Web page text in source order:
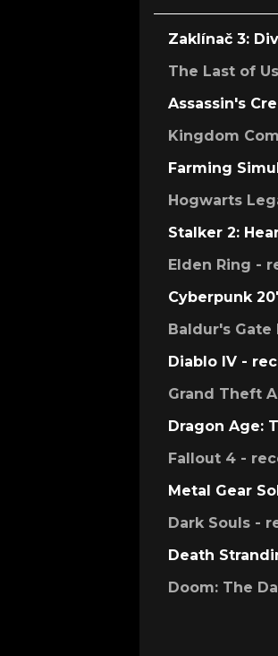
Zaklínač 3:
The Last of
Assassin's
Kingdom
Farming
Hogwarts
Stalker 2:
Elden Ring -
Cyberpunk
Baldur's Gate
Diablo IV -
Grand Theft
Dragon Age:
Fallout 4 -
Metal Gear
Dark Souls -
Death
Doom: The